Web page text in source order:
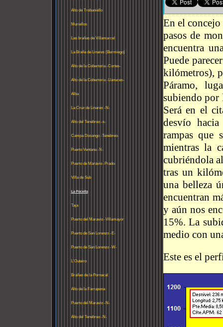
Alto de Trobaniello
Muriellos
Las brañas de Villamarcel
La Braña de Linares (Bermiego)
Alto de la Cobertoria -Cortes-
Alto de la Cobertoria -Llanuces-
Alba
La Cruz de Linares -N-
Alto del Tenebreo -s-
Campa Dosango -Tenebreo-
Puerto Ventana -N-
Puerto de Maravio -Prado-
Villa de Sub
La Focella
Taja
Puerto del Maravio -Villamayor
Puerto de San Lorenzo -E-
Puerto de San Lorenzo -W-
L'Outeiro
Brañas de la Pornacal
Alto de la Farrapona
Puerto del Maravio -N-
Alto del Tenebreo -N-
En el
pasos de
encuentra
Puede
kilómetros),
Páramo,
subiendo por
Será en el
desvío
rampas que
mientras la
cubriéndola
tras un
una belleza
encuentran
y aún nos
15%. La
medio con
Este es el